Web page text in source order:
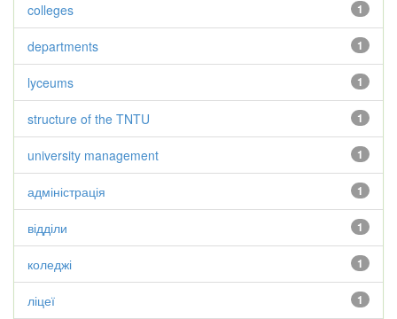
1
colleges
1
departments
1
lyceums
1
structure of the TNTU
1
university management
1
адміністрація
1
відділи
1
коледжі
1
ліцеї